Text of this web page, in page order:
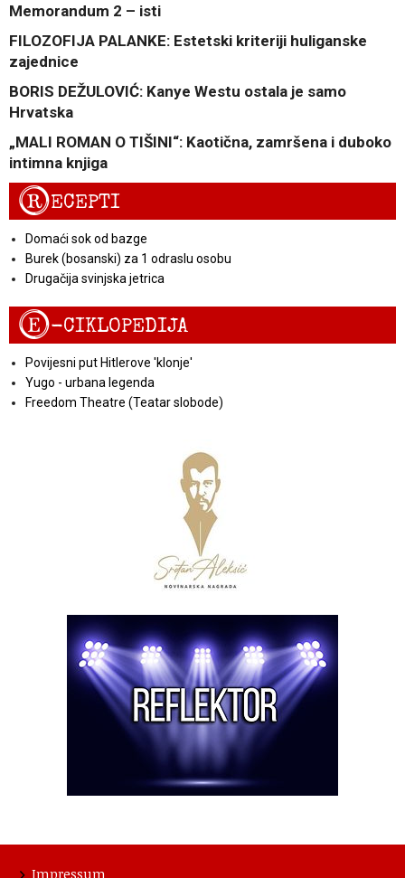
Memorandum 2 – isti
FILOZOFIJA PALANKE: Estetski kriteriji huliganske
zajednice
BORIS DEŽULOVIĆ: Kanye Westu ostala je samo
Hrvatska
„MALI ROMAN O TIŠINI“: Kaotična, zamršena i duboko
intimna knjiga
RECEPTI
Domaći sok od bazge
Burek (bosanski) za 1 odraslu osobu
Drugačija svinjska jetrica
E-CIKLOPEDIJA
Povijesni put Hitlerove 'klonje'
Yugo - urbana legenda
Freedom Theatre (Teatar slobode)
Impressum